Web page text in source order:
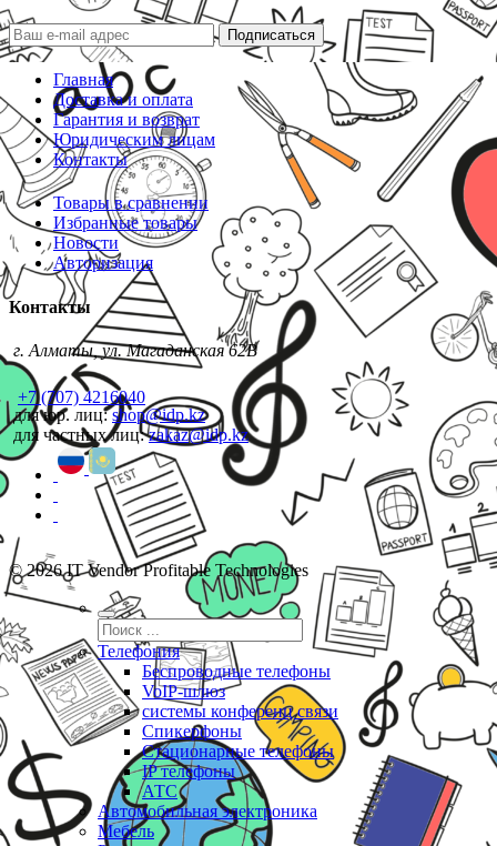
Подписаться
Главная
Доставка и оплата
Гарантия и возврат
Юридическим лицам
Контакты
Товары в сравнении
Избранные товары
Новости
Авторизация
Контакты
г. Алматы, ул. Магаданская 62В
+7 (707) 4216040
для юр. лиц:shop@idp.kz
для частных лиц:zakaz@idp.kz
© 2026 IT Vendor Profitable Technologies
Телефония
Беспроводные телефоны
VoIP-шлюз
системы конференц связи
Спикерфоны
Стационарные телефоны
IP телефоны
АТС
Автомобильная электроника
Мебель